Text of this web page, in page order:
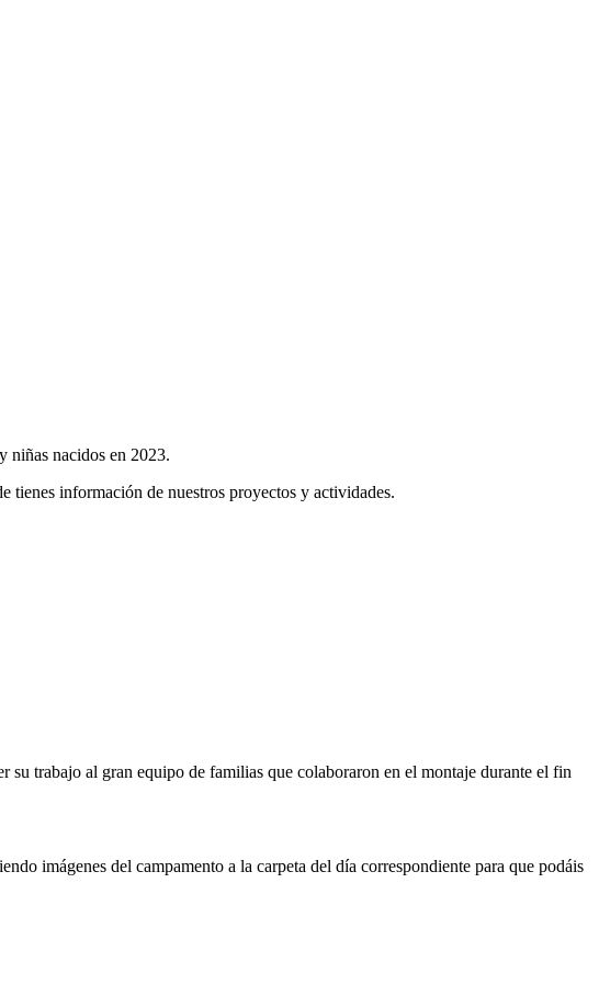
niñas nacidos en 2023.
tienes información de nuestros proyectos y actividades.
su trabajo al gran equipo de familias que colaboraron en el montaje durante el fin
imágenes del campamento a la carpeta del día correspondiente para que podáis